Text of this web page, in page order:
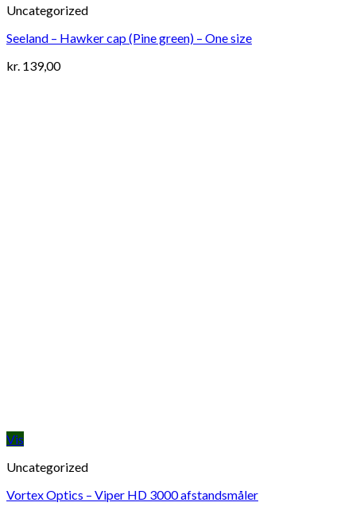
Uncategorized
Seeland – Hawker cap (Pine green) – One size
kr. 139,00
Vis
Uncategorized
Vortex Optics – Viper HD 3000 afstandsmåler